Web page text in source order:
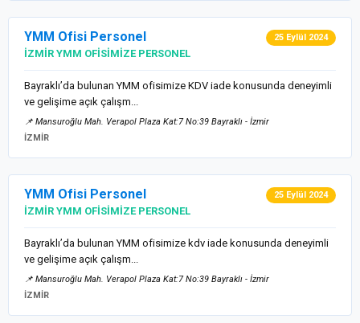
YMM Ofisi Personel 25 Eylül 2024
İZMİR YMM OFİSİMİZE PERSONEL
Bayraklı’da bulunan YMM ofisimize KDV iade konusunda deneyimli
ve gelişime açık çalışm...
📌 Mansuroğlu Mah. Verapol Plaza Kat:7 No:39 Bayraklı - İzmir
İZMİR
YMM Ofisi Personel 25 Eylül 2024
İZMİR YMM OFİSİMİZE PERSONEL
Bayraklı’da bulunan YMM ofisimize kdv iade konusunda deneyimli
ve gelişime açık çalışm...
📌 Mansuroğlu Mah. Verapol Plaza Kat:7 No:39 Bayraklı - İzmir
İZMİR